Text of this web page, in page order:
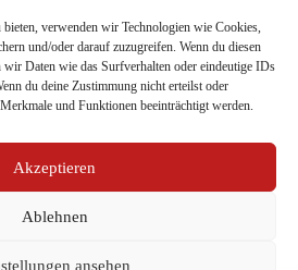
verwenden wir Technologien wie Cookies,
und/oder darauf zuzugreifen. Wenn du diesen
Daten wie das Surfverhalten oder eindeutige IDs
du deine Zustimmung nicht erteilst oder
und Funktionen beeinträchtigt werden.
Akzeptieren
Ablehnen
ansehen